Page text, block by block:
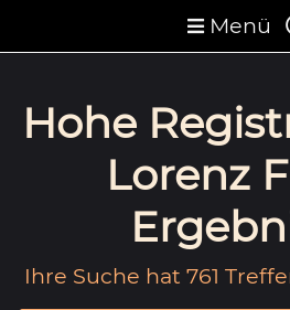
Menü
Hohe
Lorenz
Ihre Suche hat 761